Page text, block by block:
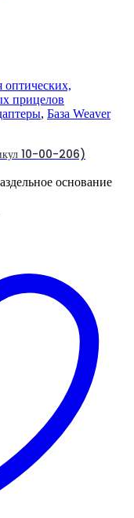
прицелов
, База Weaver
10-00-206)
основание